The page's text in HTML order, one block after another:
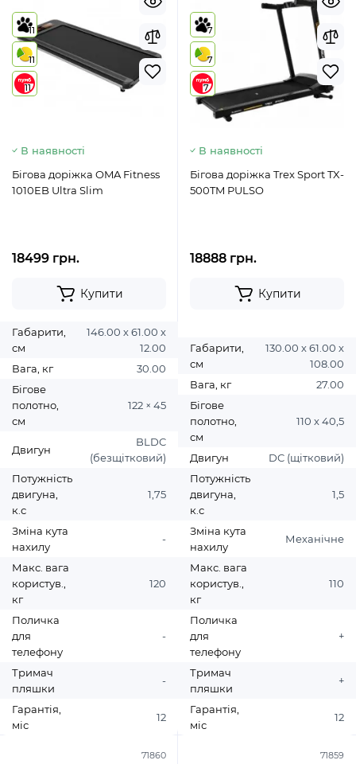
11
11
11
В наявності
Бігова доріжка OMA Fitness
1010EB Ultra Slim
18499 грн.
Купити
Габарити,
см
146.00 х 61.00 х
12.00
Вага, кг
30.00
Бігове
полотно,
см
122 × 45
Двигун
BLDC
(безщітковий)
Потужність
двигуна,
к.с
1,75
Зміна кута
нахилу
-
Макс. вага
користув.,
кг
120
Поличка
для
телефону
-
Тримач
пляшки
-
Гарантія,
міс
12
7
7
7
В наявності
Бігова доріжка Trex Sport TX-
500TM PULSO
18888 грн.
Купити
Габарити,
см
130.00 х 61.00 х
108.00
Вага, кг
27.00
Бігове
полотно,
см
110 х 40,5
Двигун
DC (щітковий)
Потужність
двигуна,
к.с
1,5
Зміна кута
нахилу
Механічне
Макс. вага
користув.,
кг
110
Поличка
для
телефону
+
Тримач
пляшки
+
Гарантія,
міс
12
71860 71859